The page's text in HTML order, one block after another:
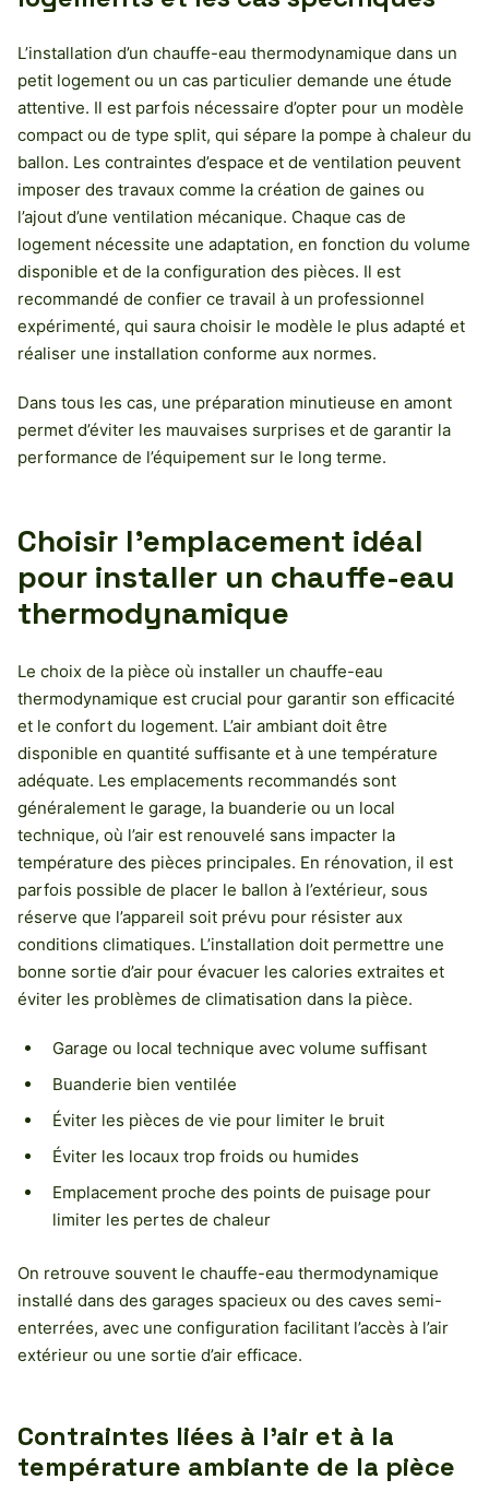
L’installation d’un chauffe-eau thermodynamique dans un
petit logement ou un cas particulier demande une étude
attentive. Il est parfois nécessaire d’opter pour un modèle
compact ou de type split, qui sépare la pompe à chaleur du
ballon. Les contraintes d’espace et de ventilation peuvent
imposer des travaux comme la création de gaines ou
l’ajout d’une ventilation mécanique. Chaque cas de
logement nécessite une adaptation, en fonction du volume
disponible et de la configuration des pièces. Il est
recommandé de confier ce travail à un professionnel
expérimenté, qui saura choisir le modèle le plus adapté et
réaliser une installation conforme aux normes.
Dans tous les cas, une préparation minutieuse en amont
permet d’éviter les mauvaises surprises et de garantir la
performance de l’équipement sur le long terme.
Choisir l’emplacement idéal
pour installer un chauffe-eau
thermodynamique
Le choix de la pièce où installer un chauffe-eau
thermodynamique est crucial pour garantir son efficacité
et le confort du logement. L’air ambiant doit être
disponible en quantité suffisante et à une température
adéquate. Les emplacements recommandés sont
généralement le garage, la buanderie ou un local
technique, où l’air est renouvelé sans impacter la
température des pièces principales. En rénovation, il est
parfois possible de placer le ballon à l’extérieur, sous
réserve que l’appareil soit prévu pour résister aux
conditions climatiques. L’installation doit permettre une
bonne sortie d’air pour évacuer les calories extraites et
éviter les problèmes de climatisation dans la pièce.
Garage ou local technique avec volume suffisant
Buanderie bien ventilée
Éviter les pièces de vie pour limiter le bruit
Éviter les locaux trop froids ou humides
Emplacement proche des points de puisage pour
limiter les pertes de chaleur
On retrouve souvent le chauffe-eau thermodynamique
installé dans des garages spacieux ou des caves semi-
enterrées, avec une configuration facilitant l’accès à l’air
extérieur ou une sortie d’air efficace.
Contraintes liées à l’air et à la
température ambiante de la pièce